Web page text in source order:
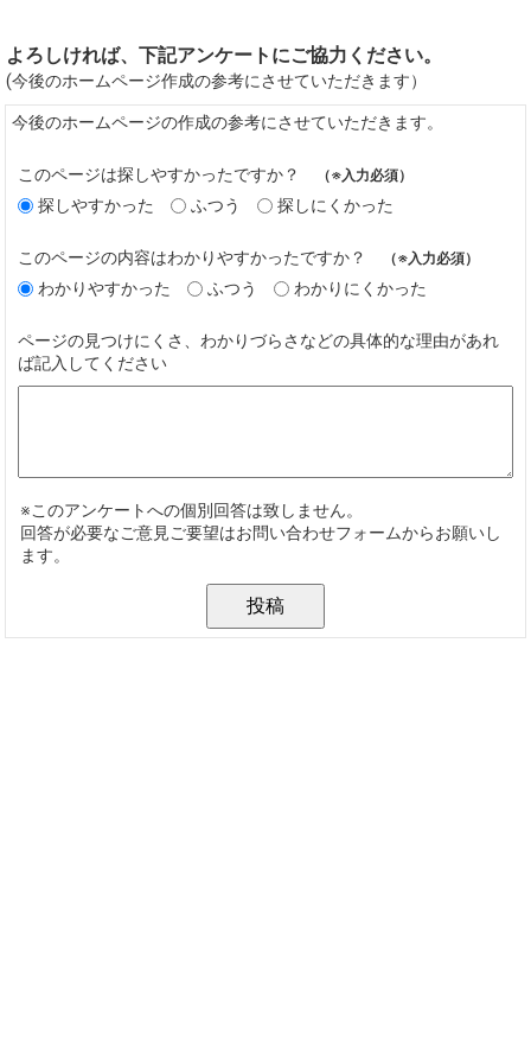
よろしければ、下記アンケートにご協力ください。
(今後のホームページ作成の参考にさせていただきます）
今後のホームページの作成の参考にさせていただきます。
このページは探しやすかったですか？ （※入力必須）
探しやすかった ふつう 探しにくかった
このページの内容はわかりやすかったですか？ （※入力必須）
わかりやすかった ふつう わかりにくかった
ページの見つけにくさ、わかりづらさなどの具体的な理由があれ
ば記入してください
※このアンケートへの個別回答は致しません。
回答が必要なご意見ご要望はお問い合わせフォームからお願いし
ます。